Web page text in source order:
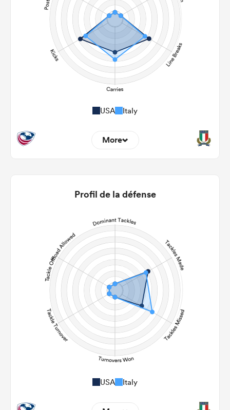
USA Italy
More
22m Conversion
Carries
Kicks
Post Contact Meters
Profil de la défense
USA Italy